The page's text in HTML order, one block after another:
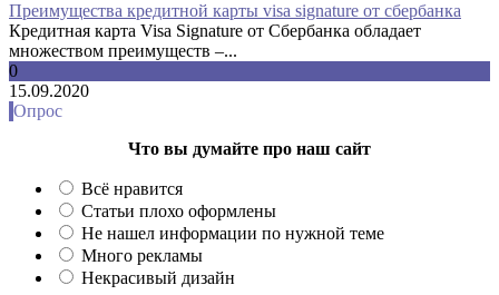
Преимущества кредитной карты visa signature от сбербанка
Кредитная карта Visa Signature от Сбербанка обладает
множеством преимуществ –...
0
15.09.2020
Опрос
Что вы думайте про наш сайт
Всё нравится
Статьи плохо оформлены
Не нашел информации по нужной теме
Много рекламы
Некрасивый дизайн